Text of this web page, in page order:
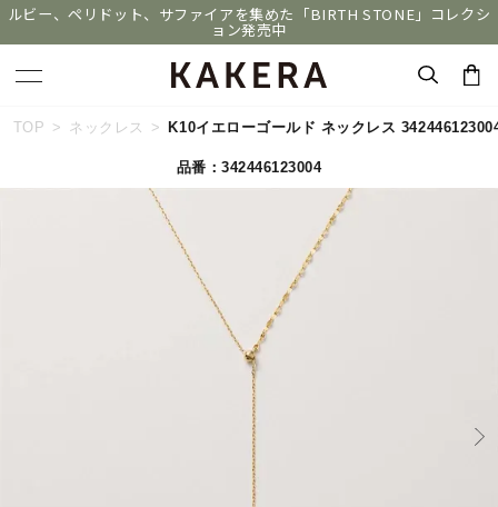
ルビー、ペリドット、サファイアを集めた「BIRTH STONE」コレクシ
ョン発売中
キーワードで検索する
人気検索キーワード
#ペア #ダイヤモンド ネックレス
#くまのプーさん
TOP ネックレス K10イエローゴールド ネックレス
品番：342446123004